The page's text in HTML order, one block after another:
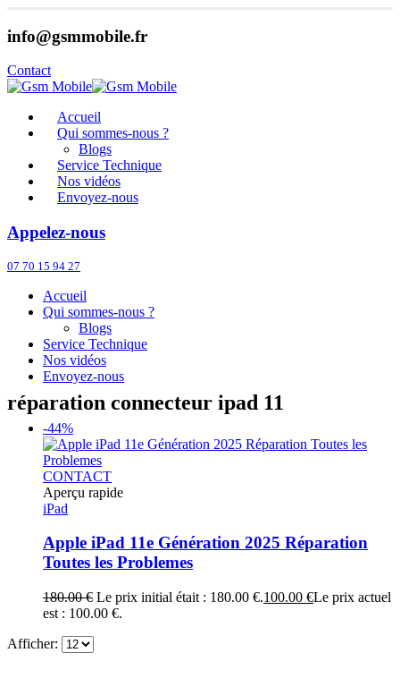
info@gsmmobile.fr
Contact
Accueil
Qui sommes-nous ?
Blogs
Service Technique
Nos vidéos
Envoyez-nous
Appelez-nous
07 70 15 94 27
Accueil
Qui sommes-nous ?
Blogs
Service Technique
Nos vidéos
Envoyez-nous
réparation connecteur ipad 11
-44%
CONTACT
Aperçu rapide
iPad
Apple iPad 11e Génération 2025 Réparation
Toutes les Problemes
180.00€ Le prix initial était : 180.00 €.100.00 €Le prix actuel
est : 100.00 €.
Afficher: